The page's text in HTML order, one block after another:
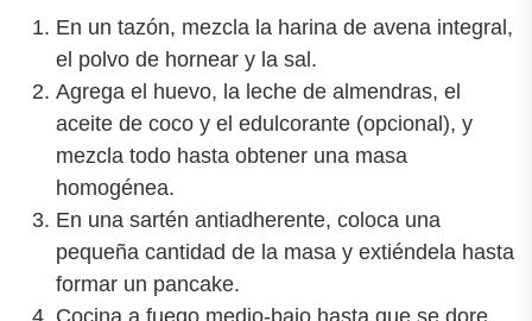
En un tazón, mezcla la harina de avena integral,
el polvo de hornear y la sal.
Agrega el huevo, la leche de almendras, el
aceite de coco y el edulcorante (opcional), y
mezcla todo hasta obtener una masa
homogénea.
En una sartén antiadherente, coloca una
pequeña cantidad de la masa y extiéndela hasta
formar un pancake.